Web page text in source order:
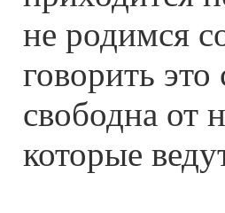
не родимся
говорить
свободна от
которые